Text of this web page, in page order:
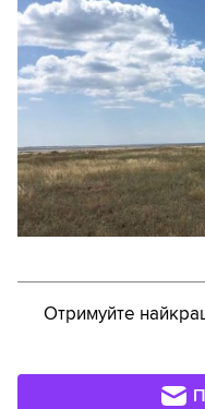
Отримуйте